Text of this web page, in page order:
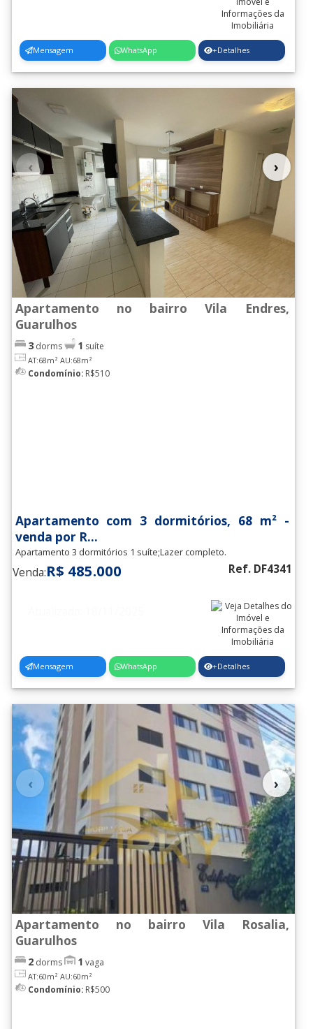
Mensagem WhatsApp +Detalhes
‹ ›
Apartamento no bairro Vila Endres,
Guarulhos
3dorms 1 suíte
AT:68m² AU:68m²
Condomínio: R$510
Apartamento com 3 dormitórios, 68 m² -
venda por R...
Apartamento 3 dormitórios 1 suíte;Lazer completo.
Venda:R$ 485.000 Ref. DF4341
Mensagem WhatsApp +Detalhes
‹ ›
Apartamento no bairro Vila Rosalia,
Guarulhos
2 dorms 1 vaga
AT:60m² AU:60m²
Condomínio: R$500